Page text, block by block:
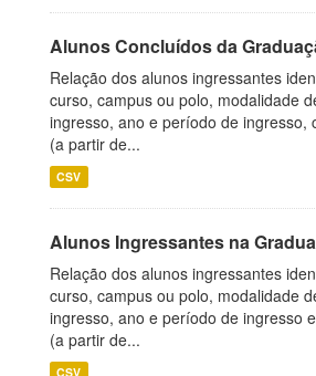
Alunos Concluídos da
Relação dos alunos ingressantes
curso, campus ou polo, modalidade
ingresso, ano e período de ingresso,
(a partir de...
CSV
Alunos Ingressantes na
Relação dos alunos ingressantes
curso, campus ou polo, modalidade
ingresso, ano e período de ingresso
(a partir de...
CSV